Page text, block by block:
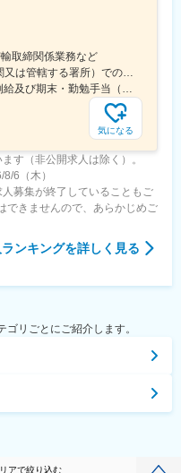
取締関係業務など
◆採用された税関管内の官署（本関又は管轄する署所）での勤務となります。採用後は、他の官署に転勤（含、住居を異にする転勤）することもあります。【参考】税関の管轄区域https://www.customs.go.jp/zeikan/zeikan-kankatsu.pdf【各税関の本関（本部）の所在地】・函館税関本関（北海道函館市海岸町24-4）・東京税関本関（東京都江東区青海2-7-11）・横浜税関本関（神奈川県横浜市中区海岸通1-1）・名古屋税関本関（愛知県名古屋市港区入船2-3-12）・大阪税関本関（大阪府大阪市港区築港4-10-3）・神戸税関本関（兵庫県神戸市中央区新港町12-1）・門司税関本関（福岡県北九州市門司区西海岸町1-3-10）・長崎税関本関（長崎県長崎市出島町1-36）・沖縄地区税関本関（沖縄県那覇市おもろまち2-1-1 6F）
年収約530万円／32歳・大卒／月例給及び期末・勤勉手当（東京都特別区勤務） ※上記モデル例は、参考であり、個人の経歴や業務内容等を踏まえての算定
気になる
す（非公開求人は除く）。
6（木）
募集が終了していることもご
できませんので、あらかじめご
ンキングを詳しく見る
リごとにご紹介します。
アで絞り込む